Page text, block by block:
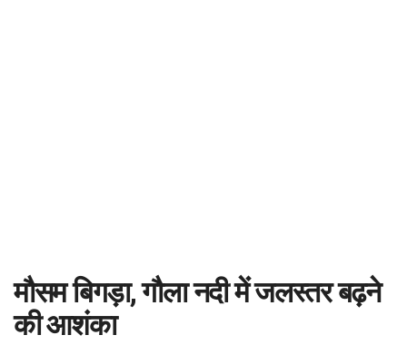
मौसम बिगड़ा, गौला नदी में जलस्तर बढ़ने
की आशंका